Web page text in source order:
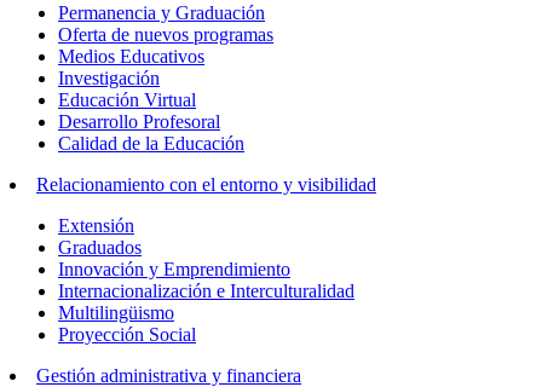
Permanencia y Graduación
Oferta de nuevos programas
Medios Educativos
Investigación
Educación Virtual
Desarrollo Profesoral
Calidad de la Educación
Relacionamiento con el entorno y visibilidad
Extensión
Graduados
Innovación y Emprendimiento
Internacionalización e Interculturalidad
Multilingüismo
Proyección Social
Gestión administrativa y financiera